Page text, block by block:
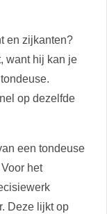
en zijkanten?
want hij kan je
op dezelfde
een tondeuse
het
Deze lijkt op